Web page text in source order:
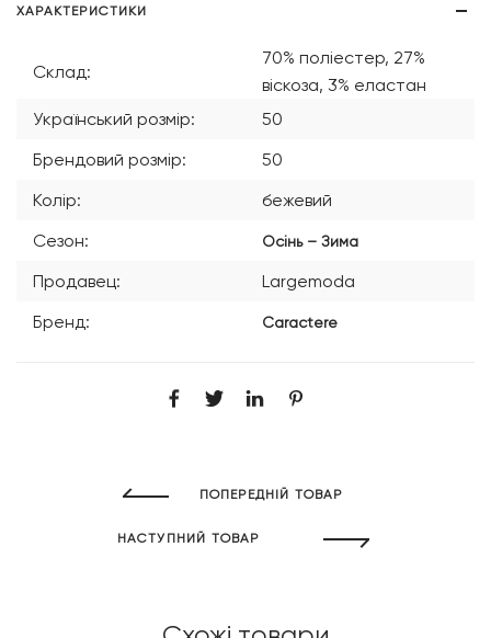
ХАРАКТЕРИСТИКИ
Склад:
70% поліестер, 27%
віскоза, 3% еластан
Український розмір:
50
Брендовий розмір:
50
Колір:
бежевий
Сезон:
Осінь – Зима
Продавец:
Largemoda
Бренд:
Caractere
ПОПЕРЕДНІЙ ТОВАР
НАСТУПНИЙ ТОВАР